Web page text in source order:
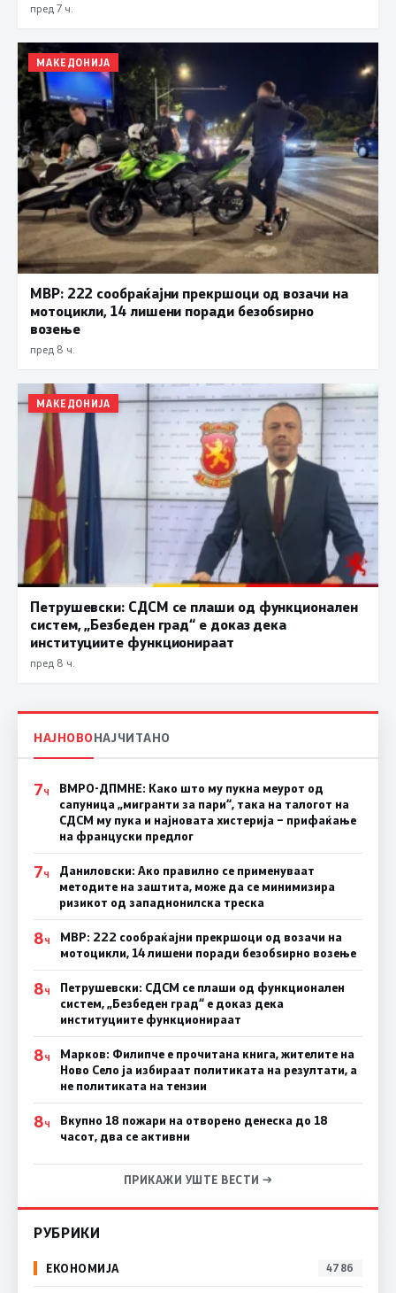
пред 7 ч.
МАКЕДОНИЈА
МВР: 222 сообраќајни прекршоци од возачи на
мотоцикли, 14 лишени поради безобѕирно
возење
пред 8 ч.
МАКЕДОНИЈА
Петрушевски: СДСМ се плаши од функционален
систем, „Безбеден град“ е доказ дека
институциите функционираат
пред 8 ч.
НАЈНОВОНАЈЧИТАНО
7Ч
ВМРО-ДПМНЕ: Како што му пукна меурот од
сапуница „мигранти за пари“, така на талогот на
СДСМ му пука и најновата хистерија – прифаќање
на француски предлог
7Ч
Даниловски: Ако правилно се применуваат
методите на заштита, може да се минимизира
ризикот од западнонилска треска
8Ч
МВР: 222 сообраќајни прекршоци од возачи на
мотоцикли, 14 лишени поради безобѕирно возење
8Ч
Петрушевски: СДСМ се плаши од функционален
систем, „Безбеден град“ е доказ дека
институциите функционираат
8Ч
Марков: Филипче е прочитана книга, жителите на
Ново Село ја избираат политиката на резултати, а
не политиката на тензии
8Ч
Вкупно 18 пожари на отворено денеска до 18
часот, два се активни
ПРИКАЖИ УШТЕ ВЕСТИ →
РУБРИКИ
ЕКОНОМИЈА 4786